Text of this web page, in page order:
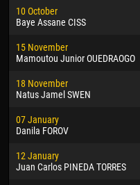
10 October
Baye Assane CISS
15 November
Mamoutou Junior OUEDRAOGO
18 November
Natus Jamel SWEN
07 January
Danila FOROV
12 January
Juan Carlos PINEDA TORRES